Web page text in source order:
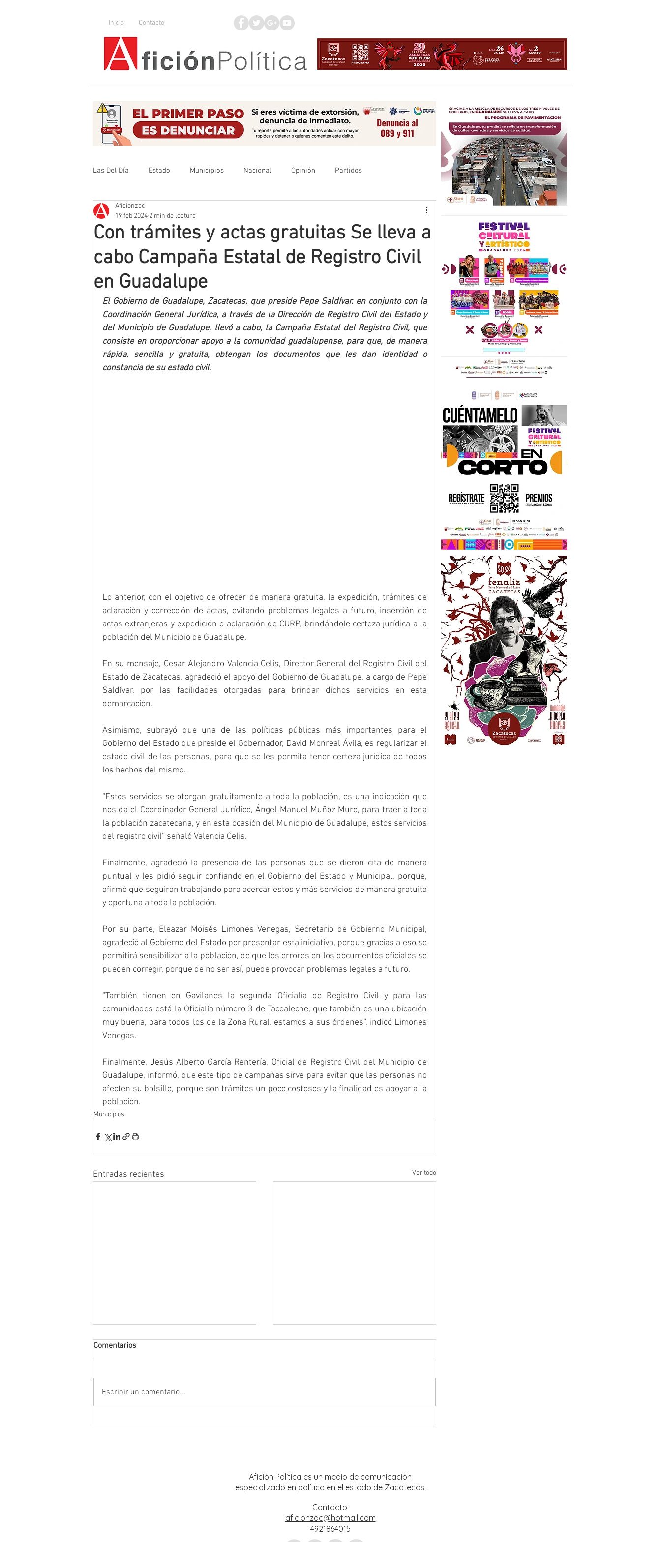
Inicio Contacto
Las Del Día Estado Municipios Nacional Opinión Partidos
Que no se olvide
Mineros LNBP
Con trámites y actas gratuitas Se lleva a
cabo Campaña Estatal de Registro Civil
en Guadalupe
Aficionzac
19 feb 2024 2 min de lectura
El Gobierno de Guadalupe, Zacatecas, que preside Pepe Saldívar, en conjunto con la
Coordinación General Jurídica, a través de la Dirección de Registro Civil del Estado y
del Municipio de Guadalupe, llevó a cabo, la Campaña Estatal del Registro Civil, que
consiste en proporcionar apoyo a la comunidad guadalupense, para que, de manera
rápida, sencilla y gratuita, obtengan los documentos que les dan identidad o
constancia de su estado civil.
Lo anterior, con el objetivo de ofrecer de manera gratuita, la expedición, trámites de
aclaración y corrección de actas, evitando problemas legales a futuro, inserción de
actas extranjeras y expedición o aclaración de CURP, brindándole certeza jurídica a la
población del Municipio de Guadalupe.
En su mensaje, Cesar Alejandro Valencia Celis, Director General del Registro Civil del
Estado de Zacatecas, agradeció el apoyo del Gobierno de Guadalupe, a cargo de Pepe
Saldívar, por las facilidades otorgadas para brindar dichos servicios en esta
demarcación.
Asimismo, subrayó que una de las políticas públicas más importantes para el
Gobierno del Estado que preside el Gobernador, David Monreal Ávila, es regularizar el
estado civil de las personas, para que se les permita tener certeza jurídica de todos
los hechos del mismo.
“Estos servicios se otorgan gratuitamente a toda la población, es una indicación que
nos da el Coordinador General Jurídico, Ángel Manuel Muñoz Muro, para traer a toda
la población zacatecana, y en esta ocasión del Municipio de Guadalupe, estos servicios
del registro civil” señaló Valencia Celis.
Finalmente, agradeció la presencia de las personas que se dieron cita de manera
puntual y les pidió seguir confiando en el Gobierno del Estado y Municipal, porque,
afirmó que seguirán trabajando para acercar estos y más servicios de manera gratuita
y oportuna a toda la población.
Por su parte, Eleazar Moisés Limones Venegas, Secretario de Gobierno Municipal,
agradeció al Gobierno del Estado por presentar esta iniciativa, porque gracias a eso se
permitirá sensibilizar a la población, de que los errores en los documentos oficiales se
pueden corregir, porque de no ser así, puede provocar problemas legales a futuro.
“También tienen en Gavilanes la segunda Oficialía de Registro Civil y para las
comunidades está la Oficialía número 3 de Tacoaleche, que también es una ubicación
muy buena, para todos los de la Zona Rural, estamos a sus órdenes”, indicó Limones
Venegas.
Finalmente, Jesús Alberto García Rentería, Oficial de Registro Civil del Municipio de
Guadalupe, informó, que este tipo de campañas sirve para evitar que las personas no
afecten su bolsillo, porque son trámites un poco costosos y la finalidad es apoyar a la
población.
Municipios
Entradas recientes Ver todo
Comentarios
Escribir un comentario...
Afición Política es un medio de comunicación
especializado en política en el estado de Zacatecas.
Contacto:
aficionzac@hotmail.com
4921864015